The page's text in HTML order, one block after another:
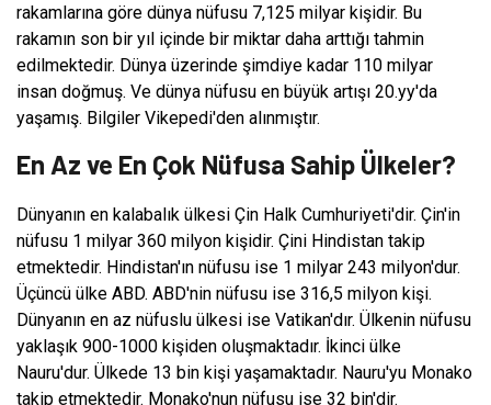
rakamlarına göre dünya nüfusu 7,125 milyar kişidir. Bu
rakamın son bir yıl içinde bir miktar daha arttığı tahmin
edilmektedir. Dünya üzerinde şimdiye kadar 110 milyar
insan doğmuş. Ve dünya nüfusu en büyük artışı 20.yy'da
yaşamış. Bilgiler Vikepedi'den alınmıştır.
En Az ve En Çok Nüfusa Sahip Ülkeler?
Dünyanın en kalabalık ülkesi Çin Halk Cumhuriyeti'dir. Çin'in
nüfusu 1 milyar 360 milyon kişidir. Çini Hindistan takip
etmektedir. Hindistan'ın nüfusu ise 1 milyar 243 milyon'dur.
Üçüncü ülke ABD. ABD'nin nüfusu ise 316,5 milyon kişi.
Dünyanın en az nüfuslu ülkesi ise Vatikan'dır. Ülkenin nüfusu
yaklaşık 900-1000 kişiden oluşmaktadır. İkinci ülke
Nauru'dur. Ülkede 13 bin kişi yaşamaktadır. Nauru'yu Monako
takip etmektedir. Monako'nun nüfusu ise 32 bin'dir.